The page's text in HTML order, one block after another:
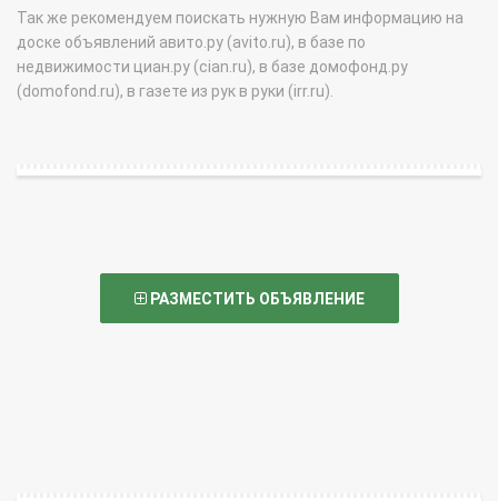
Так же рекомендуем поискать нужную Вам информацию на
доске объявлений авито.ру (avito.ru), в базе по
недвижимости циан.ру (cian.ru), в базе домофонд.ру
(domofond.ru), в газете из рук в руки (irr.ru).
РАЗМЕСТИТЬ ОБЪЯВЛЕНИЕ